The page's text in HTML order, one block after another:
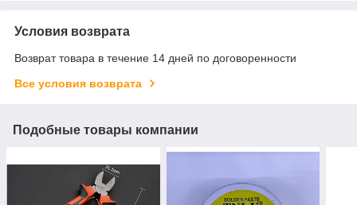
Условия возврата
Возврат товара в течение 14 дней по договоренности
Все условия возврата
Подобные товары компании